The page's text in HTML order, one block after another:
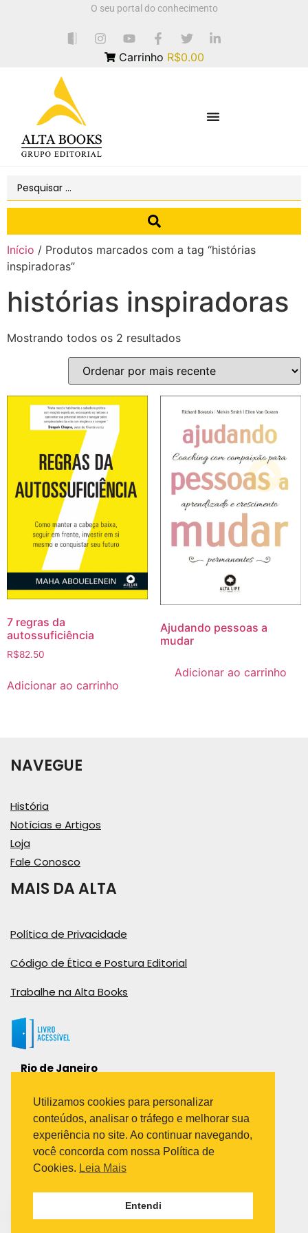
O seu portal do conhecimento
Carrinho R$0.00
Início / Produtos marcados com a tag “histórias
inspiradoras”
histórias inspiradoras
Mostrando todos os 2 resultados
7 regras da
autossuficiência
R$82.50
Adicionar ao carrinho
Ajudando pessoas a
mudar
Adicionar ao carrinho
NAVEGUE
História
Notícias e Artigos
Loja
Fale Conosco
MAIS DA ALTA
Política de Privacidade
Código de Ética e Postura Editorial
Trabalhe na Alta Books
Rio de Janeiro
Bairro Industrial do Jacaré
Rio de Janeiro – RJ – CEP: 20970-031
Telefone:
(21) 3278-8069
(21) 3995-7512
Avenida Paulista 1636 / sala 1407
Utilizamos cookies para personalizar
conteúdos, analisar o tráfego e melhorar sua
experiência no site. Ao continuar navegando,
você concorda com nossa Política de
Cookies. Leia Mais
Entendi